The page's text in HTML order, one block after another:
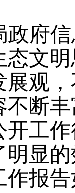
政府
态文
展观
不断
开工
明显
作报